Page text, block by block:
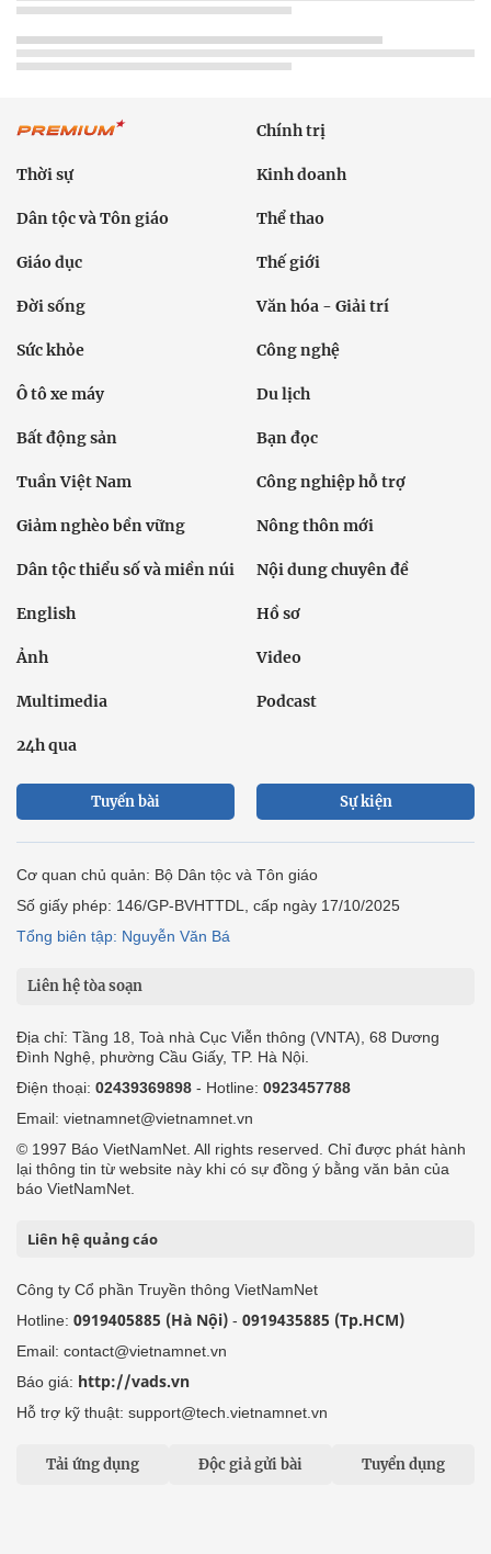
Chính trị
Thời sự Kinh doanh
Dân tộc và Tôn giáo Thể thao
Giáo dục Thế giới
Đời sống Văn hóa - Giải trí
Sức khỏe Công nghệ
Ô tô xe máy Du lịch
Bất động sản Bạn đọc
Tuần Việt Nam Công nghiệp hỗ trợ
Giảm nghèo bền vững Nông thôn mới
Dân tộc thiểu số và miền núi Nội dung chuyên đề
English Hồ sơ
Ảnh Video
Multimedia Podcast
24h qua
Tuyến bài Sự kiện
Cơ quan chủ quản: Bộ Dân tộc và Tôn giáo
Số giấy phép: 146/GP-BVHTTDL, cấp ngày 17/10/2025
Tổng biên tập: Nguyễn Văn Bá
Liên hệ tòa soạn
Địa chỉ: Tầng 18, Toà nhà Cục Viễn thông (VNTA), 68 Dương
Đình Nghệ, phường Cầu Giấy, TP. Hà Nội.
Điện thoại: 02439369898 - Hotline: 0923457788
Email: vietnamnet@vietnamnet.vn
© 1997 Báo VietNamNet. All rights reserved. Chỉ được phát hành
lại thông tin từ website này khi có sự đồng ý bằng văn bản của
báo VietNamNet.
Liên hệ quảng cáo
Công ty Cổ phần Truyền thông VietNamNet
Hotline: 0919405885 (Hà Nội) - 0919435885 (Tp.HCM)
Email: contact@vietnamnet.vn
Báo giá: http://vads.vn
Hỗ trợ kỹ thuật: support@tech.vietnamnet.vn
Tải ứng dụng Độc giả gửi bài Tuyển dụng